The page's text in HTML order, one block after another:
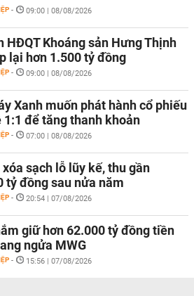
- 09:00 | 08/08/2026
HĐQT Khoáng sản Hưng Thịnh
lại hơn 1.500 tỷ đồng
- 09:00 | 08/08/2026
Xanh muốn phát hành cổ phiếu
1:1 để tăng thanh khoản
- 07:00 | 08/08/2026
xóa sạch lỗ lũy kế, thu gần
tỷ đồng sau nửa năm
- 20:54 | 07/08/2026
giữ hơn 62.000 tỷ đồng tiền
ngửa MWG
- 15:56 | 07/08/2026